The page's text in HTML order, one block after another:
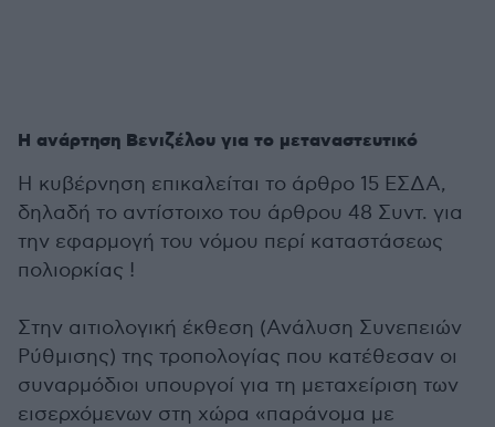
Η ανάρτηση Βενιζέλου για το μεταναστευτικό
Η κυβέρνηση επικαλείται το άρθρο 15 ΕΣΔΑ,
δηλαδή το αντίστοιχο του άρθρου 48 Συντ. για
την εφαρμογή του νόμου περί καταστάσεως
πολιορκίας !
Στην αιτιολογική έκθεση (Ανάλυση Συνεπειών
Ρύθμισης) της τροπολογίας που κατέθεσαν οι
συναρμόδιοι υπουργοί για τη μεταχείριση των
εισερχόμενων στη χώρα «παράνομα με